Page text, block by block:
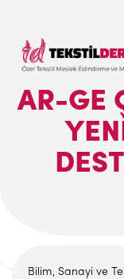
AR-GE
Bilim, Sanayi ve